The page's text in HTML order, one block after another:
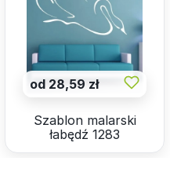
od 28,59 zł
Szablon malarski
łabędź 1283